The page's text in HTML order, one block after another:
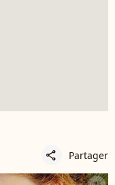
share Partager